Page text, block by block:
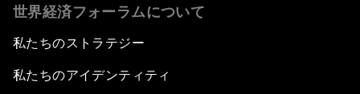
世界経済フォーラムについて
私たちのストラテジー
私たちのアイデンティティ